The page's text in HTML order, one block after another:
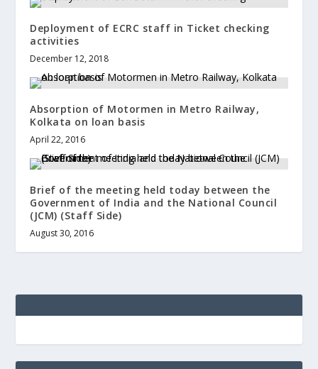
Deployment of ECRC staff in Ticket checking
activities
December 12, 2018
Absorption of Motormen in Metro Railway,
Kolkata on loan basis
April 22, 2016
Brief of the meeting held today between the
Government of India and the National Council
(JCM) (Staff Side)
August 30, 2016